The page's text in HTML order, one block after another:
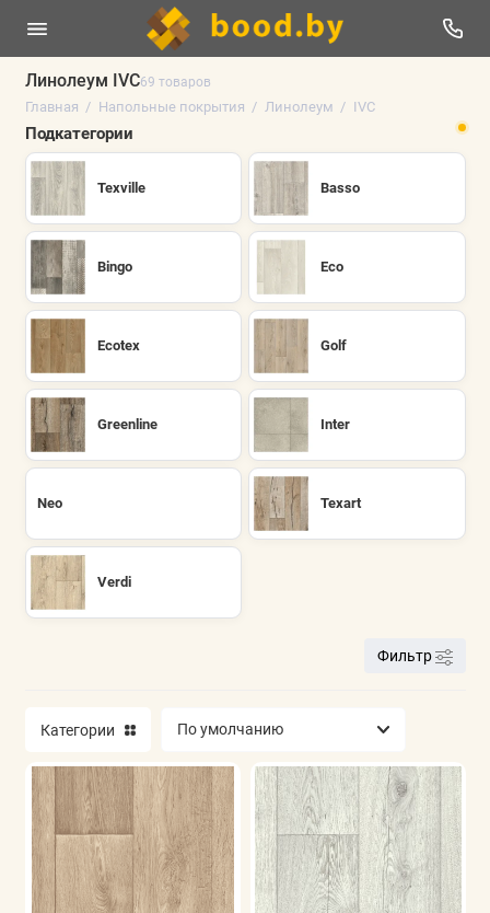
Линолеум IVC69 товаров
Главная Напольные покрытия Линолеум IVC
Плинтус напольный
Ламинат
Виниловые полы
Паркетная доска
Искусственная трава
Аксессуары
Показать все
Подкатегории
Texville Basso
Bingo Eco
Ecotex Golf
Greenline Inter
Neo Texart
Verdi
Фильтр
Категории